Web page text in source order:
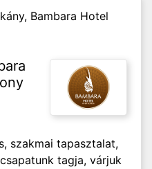
Bambara Hotel
szakmai tapasztalat,
tagja, várjuk